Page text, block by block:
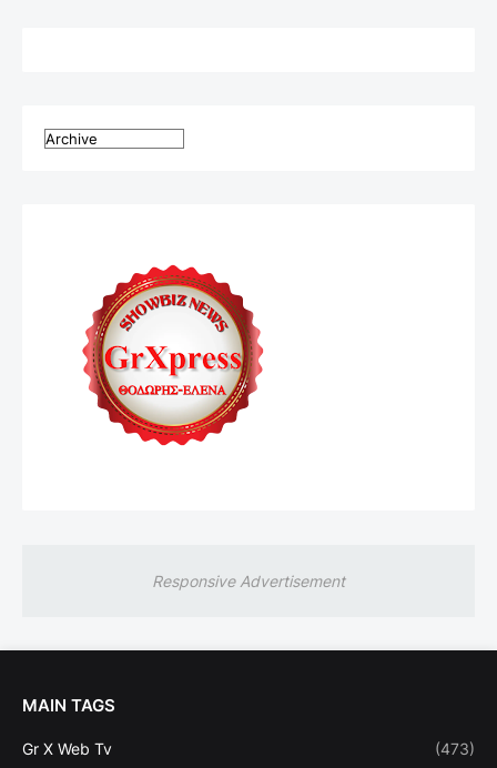
Responsive Advertisement
MAIN TAGS
Gr X Web Tv (473)